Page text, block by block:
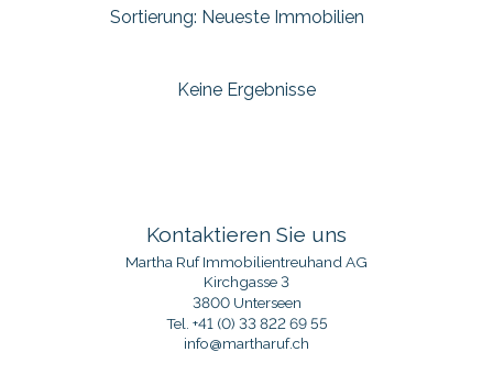
Sortierung: Neueste Immobilien
Keine Ergebnisse
Kontaktieren Sie uns
Martha Ruf Immobilientreuhand AG
Kirchgasse 3
3800 Unterseen
Tel. +41 (0) 33 822 69 55
info@martharuf.ch